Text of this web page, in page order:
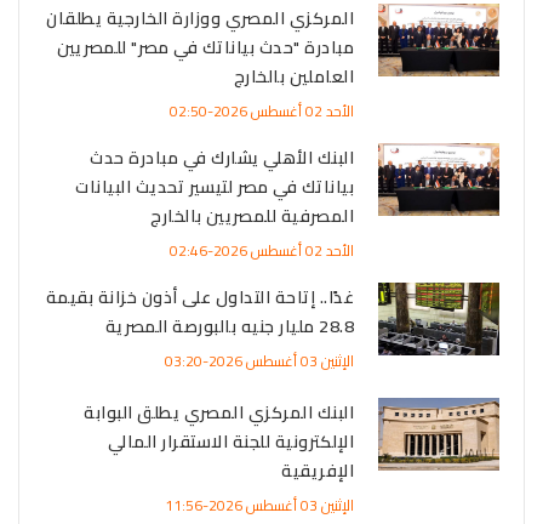
المركزي المصري ووزارة الخارجية يطلقان
مبادرة "حدث بياناتك في مصر" للمصريين
العاملين بالخارج
الأحد 02 أغسطس 2026-02:50
البنك الأهلي يشارك في مبادرة حدث
بياناتك في مصر لتيسير تحديث البيانات
المصرفية للمصريين بالخارج
الأحد 02 أغسطس 2026-02:46
غدًا.. إتاحة التداول على أذون خزانة بقيمة
28.8 مليار جنيه بالبورصة المصرية
الإثنين 03 أغسطس 2026-03:20
البنك المركزي المصري يطلق البوابة
الإلكترونية للجنة الاستقرار المالي
الإفريقية
الإثنين 03 أغسطس 2026-11:56